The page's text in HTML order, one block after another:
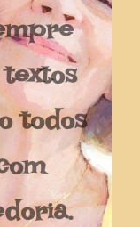
todos